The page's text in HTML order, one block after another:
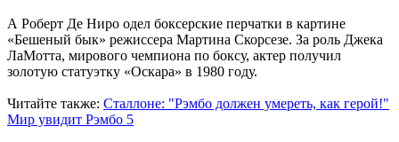
А Роберт Де Ниро одел боксерские перчатки в картине
«Бешеный бык» режиссера Мартина Скорсезе. За роль Джека
ЛаМотта, мирового чемпиона по боксу, актер получил
золотую статуэтку «Оскара» в 1980 году.
Читайте также: Сталлоне: "Рэмбо должен умереть, как герой!"
Мир увидит Рэмбо 5